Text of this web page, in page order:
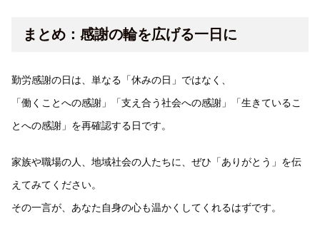
まとめ：感謝の輪を広げる一日に
勤労感謝の日は、単なる「休みの日」ではなく、
「働くことへの感謝」「支え合う社会への感謝」「生きているこ
とへの感謝」を再確認する日です。
家族や職場の人、地域社会の人たちに、ぜひ「ありがとう」を伝
えてみてください。
その一言が、あなた自身の心も温かくしてくれるはずです。